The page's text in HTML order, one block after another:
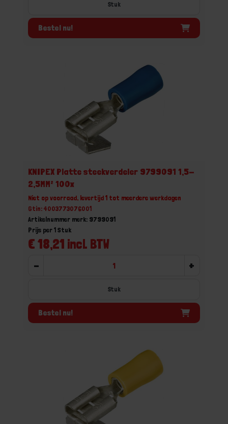
Stuk
Bestel nu!
KNIPEX Platte steekverdeler 9799091 1,5-
2,5MM² 100x
Niet op voorraad, levertijd 1 tot meerdere werkdagen
Gtin: 4003773076001
Artikelnummer merk: 9799091
€ 18,21 incl. BTW
Prijs per 1 Stuk
- +
Stuk
Bestel nu!